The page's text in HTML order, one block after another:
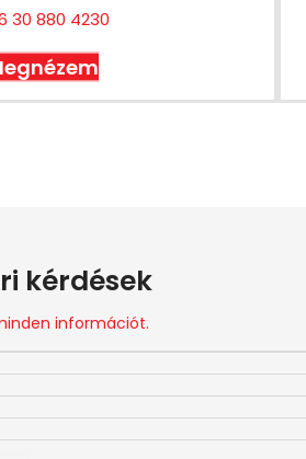
30 880 4230
kérdések
információt.